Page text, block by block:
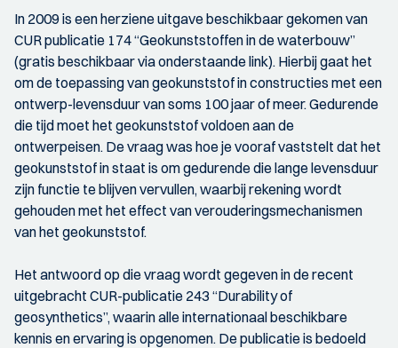
In 2009 is een herziene uitgave beschikbaar gekomen van
CUR publicatie 174 “Geokunststoffen in de waterbouw”
(gratis beschikbaar via onderstaande link). Hierbij gaat het
om de toepassing van geokunststof in constructies met een
ontwerp-levensduur van soms 100 jaar of meer. Gedurende
die tijd moet het geokunststof voldoen aan de
ontwerpeisen. De vraag was hoe je vooraf vaststelt dat het
geokunststof in staat is om gedurende die lange levensduur
zijn functie te blijven vervullen, waarbij rekening wordt
gehouden met het effect van verouderingsmechanismen
van het geokunststof.
Het antwoord op die vraag wordt gegeven in de recent
uitgebracht CUR-publicatie 243 “Durability of
geosynthetics”, waarin alle internationaal beschikbare
kennis en ervaring is opgenomen. De publicatie is bedoeld